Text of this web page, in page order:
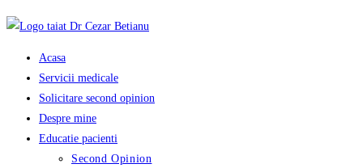
Skip
content Acasa
Servicii medicale
Solicitare second opinion
Despre mine
Educatie pacienti
Second Opinion